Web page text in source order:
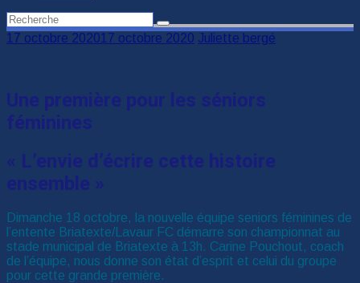
17 octobre 202017 octobre 2020 Juliette bergé
Une première pour les séniors
féminines
« L’envie d’écrire cette histoire
ensemble »
Dimanche 18 octobre, la nouvelle équipe seniors féminines de
l’entente Briatexte/Lavaur FC démarre son championnat au
stade municipal de Briatexte à 13h. Carine Pouchout, coach
de l’équipe, nous donne son état d’esprit et celui du groupe
pour cette grande première.